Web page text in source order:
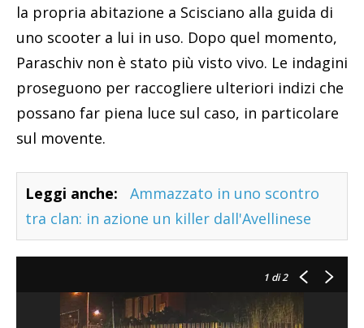
la propria abitazione a Scisciano alla guida di
uno scooter a lui in uso. Dopo quel momento,
Paraschiv non è stato più visto vivo. Le indagini
proseguono per raccogliere ulteriori indizi che
possano far piena luce sul caso, in particolare
sul movente.
Leggi anche:
Ammazzato in uno scontro
tra clan: in azione un killer dall'Avellinese
1 di 2